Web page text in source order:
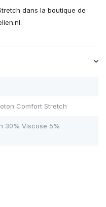
dans la boutique de
Comfort Stretch
30% Viscose 5%